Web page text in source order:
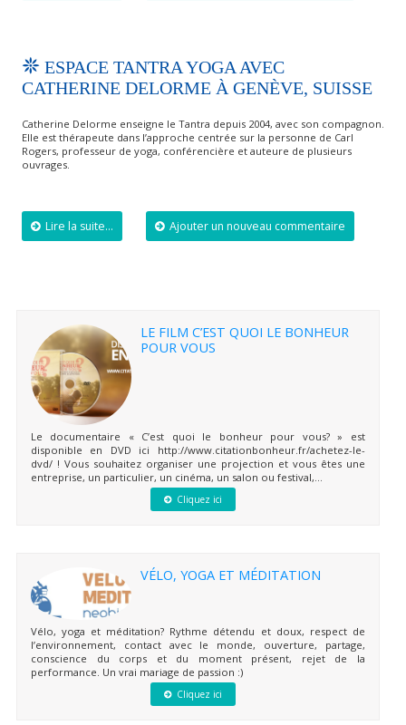
ESPACE TANTRA YOGA AVEC
CATHERINE DELORME À GENÈVE, SUISSE
Catherine Delorme enseigne le Tantra depuis 2004, avec son compagnon.
Elle est thérapeute dans l’approche centrée sur la personne de Carl
Rogers, professeur de yoga, conférencière et auteure de plusieurs
ouvrages.
Lire la suite... Ajouter un nouveau commentaire
LE FILM C’EST QUOI LE BONHEUR
POUR VOUS
Le documentaire « C’est quoi le bonheur pour vous? » est
disponible en DVD ici http://www.citationbonheur.fr/achetez-le-
dvd/ ! Vous souhaitez organiser une projection et vous êtes une
entreprise, un particulier, un cinéma, un salon ou festival,...
Cliquez ici
VÉLO, YOGA ET MÉDITATION
Vélo, yoga et méditation? Rythme détendu et doux, respect de
l’environnement, contact avec le monde, ouverture, partage,
conscience du corps et du moment présent, rejet de la
performance. Un vrai mariage de passion :)
Cliquez ici